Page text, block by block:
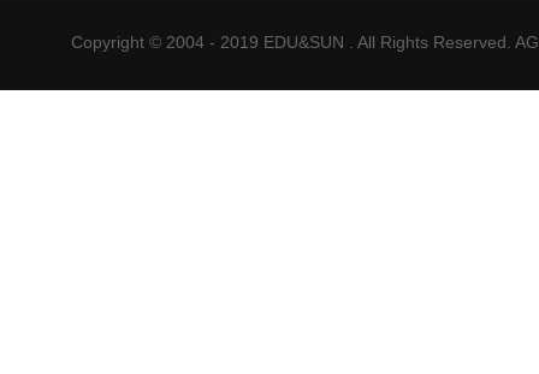
Copyright © 2004 - 2019 EDU&SUN . All Rights Reserved.